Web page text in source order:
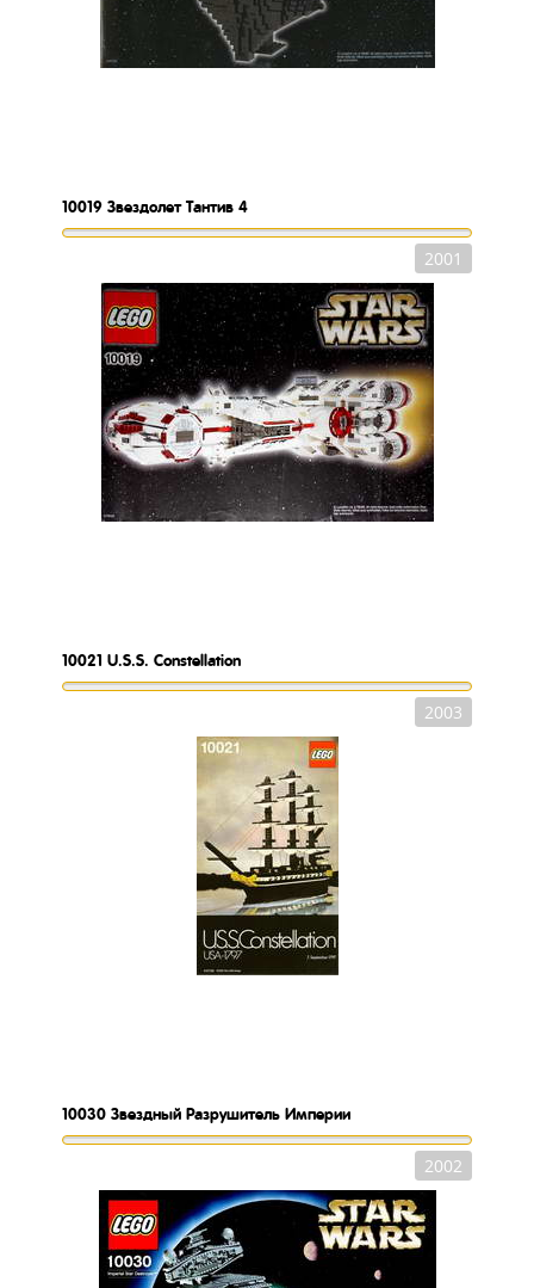
10019 Звездолет Тантив 4
2001
10021 U.S.S. Constellation
2003
10030 Звездный Разрушитель Империи
2002